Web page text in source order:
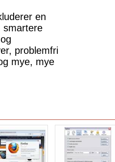
en
smartere
problemfri
mye, mye